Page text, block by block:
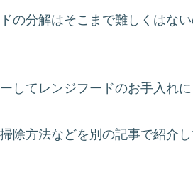
の分解はそこまで難しくはな
してレンジフードのお手入れ
除方法などを別の記事で紹介